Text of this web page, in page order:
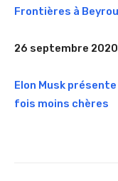
Frontières à
26 septembre 2020
Elon Musk
fois moins chères